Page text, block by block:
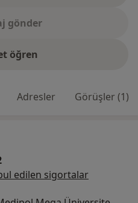
gönder
öğren
Adresler Görüşler (1)
edilen sigortalar